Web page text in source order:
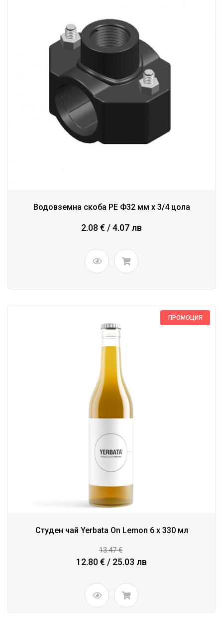
Водовземна скоба РЕ Ф32 мм x 3/4 цола
2.08 € / 4.07 лв
ПРОМОЦИЯ
Студен чай Yerbata On Lemon 6 x 330 мл
13.47 €
12.80 € / 25.03 лв